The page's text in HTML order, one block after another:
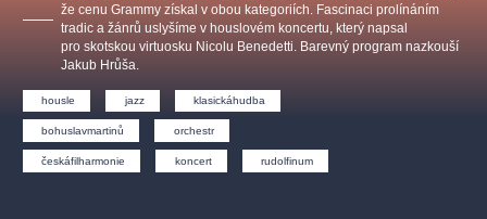
že cenu Grammy získal v obou kategoriích. Fascinaci prolínáním
tradic a žánrů uslyšíme v houslovém koncertu, který napsal
pro skotskou virtuosku Nicolu Benedetti. Barevný program nazkouší
Jakub Hrůša.
housle jazz klasickáhudba
bohuslavmartinů orchestr
českáfilharmonie koncert rudolfinum
Ostatní hledají
muzikálypraha
Nejnavštěvovanější
muzikálypraha divadlopraha
filmováhudba státníopera rudolfinum